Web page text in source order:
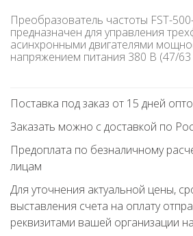
Преобразователь частоты FST-
предназначен для управления
асинхронными двигателями
напряжением питания 380 В (47/63
Поставка под заказ от 15 дней
Заказать можно с доставкой по
Предоплата по безналичному
лицам
Для уточнения актуальной цены,
выставления счета на оплату
реквизитами вашей организации